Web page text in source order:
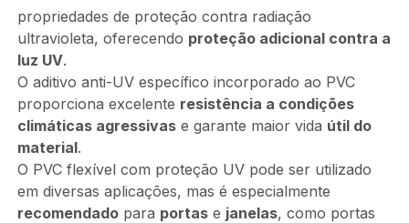
propriedades de proteção contra radiação
ultravioleta, oferecendo proteção adicional contra a
luz UV.
O aditivo anti-UV específico incorporado ao PVC
proporciona excelente resistência a condições
climáticas agressivase garante maior vida útil do
material.
O PVC flexível com proteção UV pode ser utilizado
em diversas aplicações, mas é especialmente
recomendadopara portase janelas, como portas